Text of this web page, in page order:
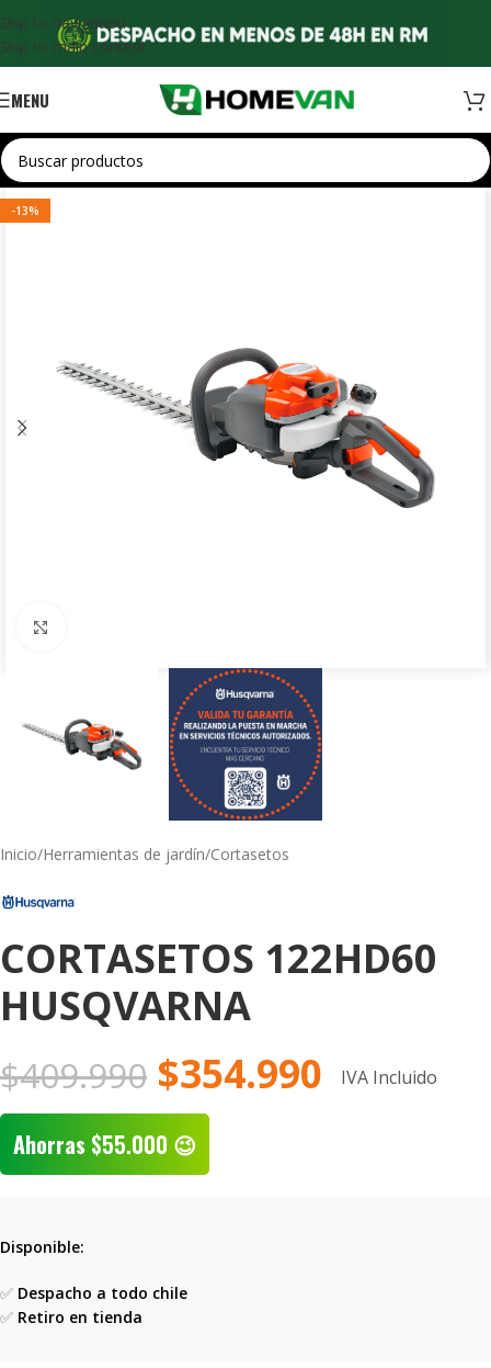
Skip to navigation
Skip to main content
MENU
-13%
Inicio/Herramientas de jardín/Cortasetos
CORTASETOS 122HD60
HUSQVARNA
$409.990 $354.990 IVA Incluido
Ahorras $55.000 😉
Disponible:
✅ Despacho a todo chile
✅ Retiro en tienda